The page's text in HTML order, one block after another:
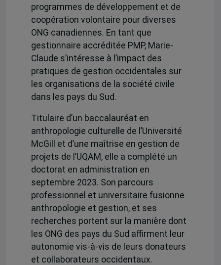
programmes de développement et de
coopération volontaire pour diverses
ONG canadiennes. En tant que
gestionnaire accréditée PMP, Marie-
Claude s’intéresse à l’impact des
pratiques de gestion occidentales sur
les organisations de la société civile
dans les pays du Sud.
Titulaire d’un baccalauréat en
anthropologie culturelle de l’Université
McGill et d’une maîtrise en gestion de
projets de l’UQAM, elle a complété un
doctorat en administration en
septembre 2023. Son parcours
professionnel et universitaire fusionne
anthropologie et gestion, et ses
recherches portent sur la manière dont
les ONG des pays du Sud affirment leur
autonomie vis-à-vis de leurs donateurs
et collaborateurs occidentaux.